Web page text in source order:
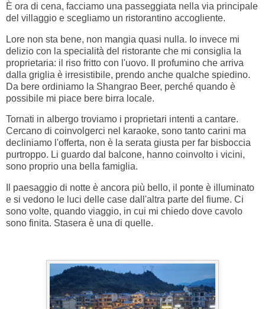
È ora di cena, facciamo una passeggiata nella via principale
del villaggio e scegliamo un ristorantino accogliente.
Lore non sta bene, non mangia quasi nulla. Io invece mi
delizio con la specialità del ristorante che mi consiglia la
proprietaria: il riso fritto con l'uovo. Il profumino che arriva
dalla griglia è irresistibile, prendo anche qualche spiedino.
Da bere ordiniamo la Shangrao Beer, perché quando è
possibile mi piace bere birra locale.
Tornati in albergo troviamo i proprietari intenti a cantare.
Cercano di coinvolgerci nel karaoke, sono tanto carini ma
decliniamo l'offerta, non è la serata giusta per far bisboccia
purtroppo. Li guardo dal balcone, hanno coinvolto i vicini,
sono proprio una bella famiglia.
Il paesaggio di notte è ancora più bello, il ponte è illuminato
e si vedono le luci delle case dall'altra parte del fiume. Ci
sono volte, quando viaggio, in cui mi chiedo dove cavolo
sono finita. Stasera è una di quelle.